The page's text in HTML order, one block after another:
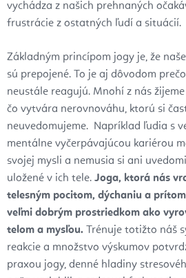
vychádza z našich prehnaných
frustrácie z ostatných ľudí a situácií.
Základným princípom jogy je, že
sú prepojené. To je aj dôvodom
neustále reagujú. Mnohí z nás
čo vytvára nerovnováhu, ktorú si
neuvedomujeme. Napríklad ľudia s
mentálne vyčerpávajúcou kariérou
svojej mysli a nemusia si ani
uložené v ich tele. Joga, ktorá nás
telesným pocitom, dýchaniu a
veľmi dobrým prostriedkom ako
telom a mysľou. Trénuje totižto náš
reakcie a množstvo výskumov
praxou jogy, denné hladiny